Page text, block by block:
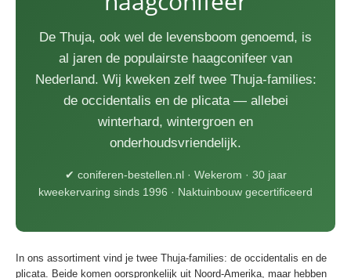
De Thuja, ook wel de levensboom genoemd, is
al jaren de populairste haagconifeer van
Nederland. Wij kweken zelf twee Thuja-families:
de occidentalis en de plicata — allebei
winterhard, wintergroen en
onderhoudsvriendelijk.
✔ coniferen-bestellen.nl · Wekerom · 30 jaar
kweekervaring sinds 1996 · Naktuinbouw gecertificeerd
In ons assortiment vind je twee Thuja-families: de occidentalis en de
plicata. Beide komen oorspronkelijk uit Noord-Amerika, maar hebben